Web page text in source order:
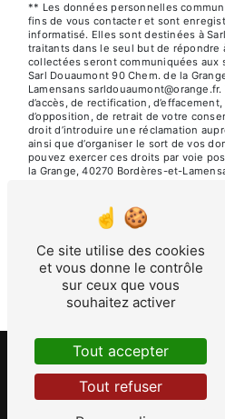
** Les données personnelles
fins de vous contacter et sont
informatisé. Elles sont destinées à
traitants dans le seul but de répondre
collectées seront communiquées aux
Sarl Douaumont 90 Chem. de la
Lamensans
d’accès, de rectification,
d’opposition, de retrait de votre
droit d’introduire une réclamation
ainsi que d’organiser le sort de vos
pouvez exercer ces droits par voie
la Grange, 40270 Bordères-et-
électronique à l'adresse
d'identité pourra vous être demandé.
pendant la période de prise de
prescription légale aux fins
contentieux. Vous avez le droit de
d'opposition au démarchage
adresse: Bloctel.gouv.fr . Consultez le
d’informations sur vos droits.
RECHERCHES
- 2026 -
Ce site utilise des cookies
et vous donne le contrôle
sur ceux que vous
souhaitez activer
Tout accepter
Tout refuser